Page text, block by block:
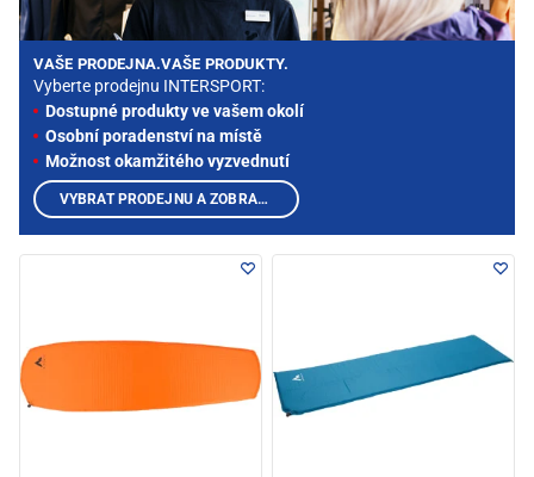
VAŠE PRODEJNA.VAŠE PRODUKTY.
Vyberte prodejnu INTERSPORT:
Dostupné produkty ve vašem okolí
Osobní poradenství na místě
Možnost okamžitého vyzvednutí
VYBRAT PRODEJNU A ZOBRAZIT PRODUKTY